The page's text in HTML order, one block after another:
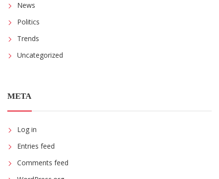
News
Politics
Trends
Uncategorized
META
Log in
Entries feed
Comments feed